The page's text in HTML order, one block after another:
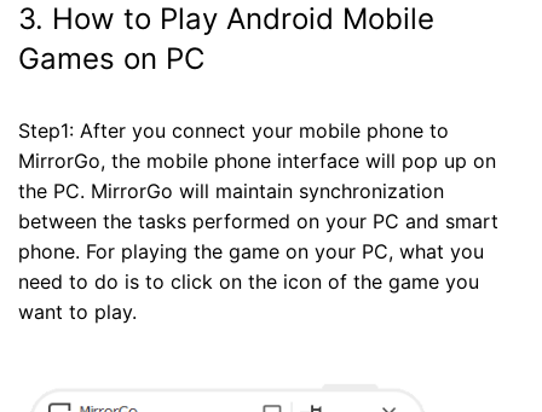
3. How to Play Android Mobile
Games on PC
Step1: After you connect your mobile phone to
MirrorGo, the mobile phone interface will pop up on
the PC. MirrorGo will maintain synchronization
between the tasks performed on your PC and smart
phone. For playing the game on your PC, what you
need to do is to click on the icon of the game you
want to play.